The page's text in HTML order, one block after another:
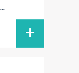
...
+